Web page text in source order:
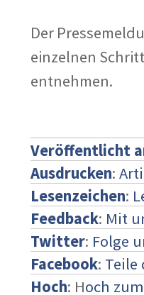
Der
einzelnen
entnehmen.
Veröffentlicht
Ausdrucken:
Lesenzeichen:
Feedback: Mit
Twitter: Folge
Facebook: Teile
Hoch: Hoch